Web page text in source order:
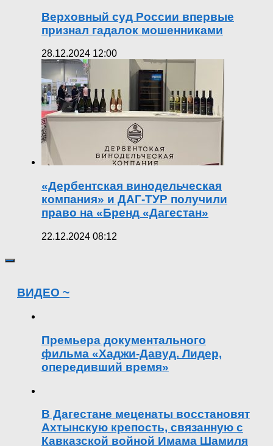
Верховный суд России впервые
признал гадалок мошенниками
28.12.2024 12:00
«Дербентская винодельческая
компания» и ДАГ-ТУР получили
право на «Бренд «Дагестан»
22.12.2024 08:12
ВИДЕО ~
Премьера документального
фильма «Хаджи-Давуд. Лидер,
опередивший время»
В Дагестане меценаты восстановят
Ахтынскую крепость, связанную с
Кавказской войной Имама Шамиля